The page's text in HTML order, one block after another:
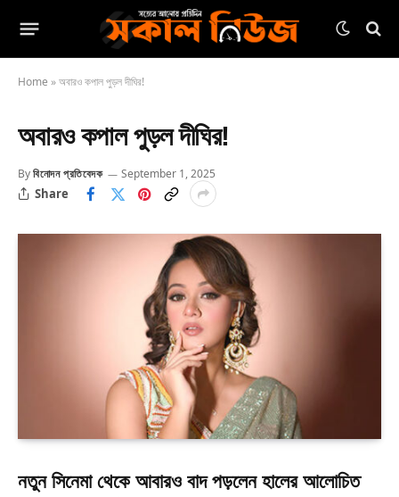
Home »অবারও কপাল পুড়ল দীঘির!
অবারও কপাল পুড়ল দীঘির!
Byবিনোদন প্রতিবেদক September 1, 2025
Share
নতুন সিনেমা থেকে আবারও বাদ পড়লেন হালের আলোচিত